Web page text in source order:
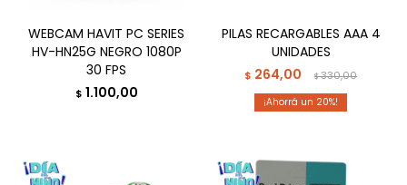
WEBCAM HAVIT PC SERIES
HV-HN25G NEGRO 1080P
30 FPS
$ 1.100,00
PILAS RECARGABLES AAA 4
UNIDADES
$ 264,00 $330,00
20